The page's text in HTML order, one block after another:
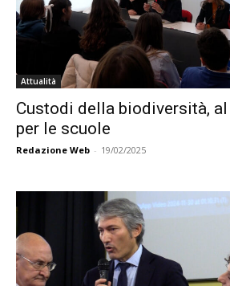
Attualità
Custodi della biodiversità,
per le scuole
Redazione Web - 19/02/2025